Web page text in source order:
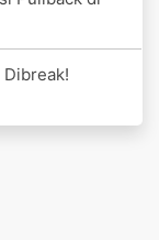
Dibreak!